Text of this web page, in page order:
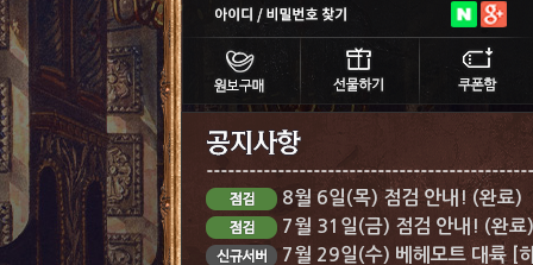
8월 6일(목) 점검 안내! (완료)
7월 31일(금) 점검 안내! (완료)
7월 29일(수) 베헤모트 대륙 [